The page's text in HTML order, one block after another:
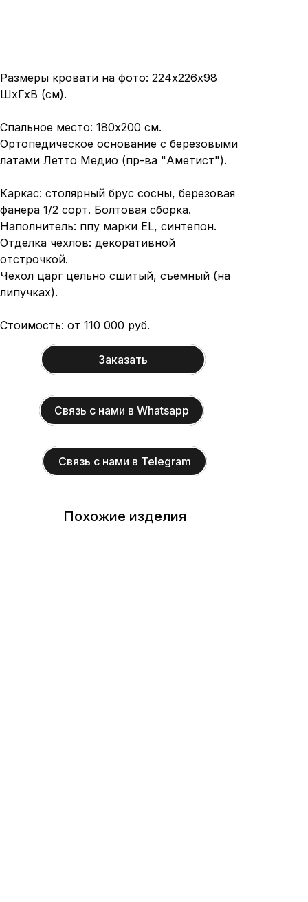
Заказать
Связь с нами в Telegram
Связь с нами в Whatsapp
Размеры кровати на фото: 224x226х98
ШхГхВ (см).
Спальное место: 180х200 см.
Ортопедическое основание с березовыми
латами Летто Медио (пр-ва "Аметист").
Каркас: столярный брус сосны, березовая
фанера 1/2 сорт. Болтовая сборка.
Наполнитель: ппу марки EL, синтепон.
Отделка чехлов: декоративной
отстрочкой.
Чехол царг цельно сшитый, съемный (на
липучках).
Стоимость: от 110 000 руб.
Похожие изделия